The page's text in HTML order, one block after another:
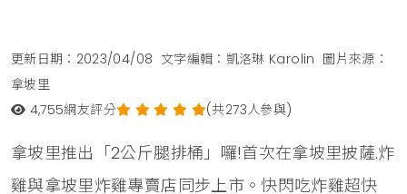
更新日期：2023/04/08 文字編輯：凱洛琳 Karolin 圖片來源：
拿坡里
4,755網友評分 (共273人參與)
拿坡里推出「2公斤腿排桶」囉!首次在拿坡里披薩.炸
雞與拿坡里炸雞專賣店同步上市。快閃吃炸雞超快